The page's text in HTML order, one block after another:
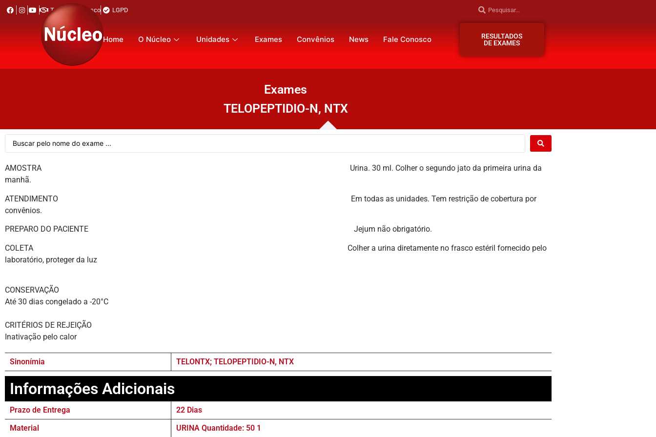
Trabalhe Conosco LGPD
Home O Núcleo Unidades Exames Convênios News Fale Conosco
RESULTADOS
DE EXAMES
Exames
TELOPEPTIDIO-N, NTX
AMOSTRA Urina. 30 ml. Colher o segundo jato da primeira urina da
manhã.
ATENDIMENTO Em todas as unidades. Tem restrição de cobertura por
convênios.
PREPARO DO PACIENTE Jejum não obrigatório.
COLETA Colher a urina diretamente no frasco estéril fornecido pelo
laboratório, proteger da luz
CONSERVAÇÃO
Até 30 dias congelado a -20°C
CRITÉRIOS DE REJEIÇÃO
Inativação pelo calor
Sinonímia TELONTX; TELOPEPTIDIO-N, NTX
Informações Adicionais
Prazo de Entrega
22 Dias
Material
URINA Quantidade: 50 1